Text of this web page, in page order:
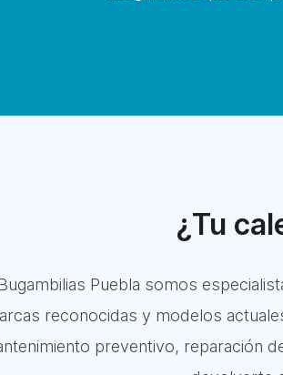
¿Tu
Puebla somos
reconocidas y modelos
preventivo, reparación